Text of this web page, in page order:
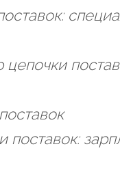
цепочки
поставок: